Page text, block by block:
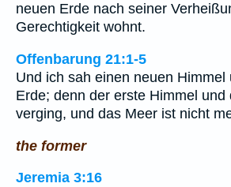
neuen Erde nach seiner
Gerechtigkeit wohnt.
Offenbarung 21:1-5
Und ich sah einen neuen Himmel
Erde; denn der erste Himmel und
verging, und das Meer ist nicht
the former
Jeremia 3:16